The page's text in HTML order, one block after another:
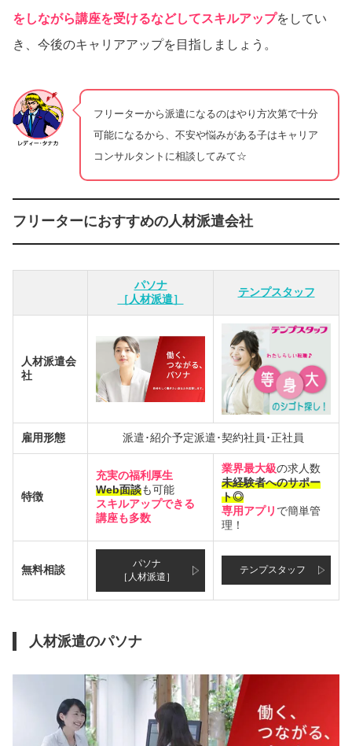
をしながら講座を受けるなどしてスキルアップをしてい
き、今後のキャリアアップを目指しましょう。
フリーターから派遣になるのはやり方次第で十分
可能になるから、不安や悩みがある子はキャリア
コンサルタントに相談してみて☆
フリーターにおすすめの人材派遣会社
パソナ
［人材派遣］
テンプスタッフ
人材派遣会
社
雇用形態 派遣･紹介予定派遣･契約社員･正社員
特徴
充実の福利厚生
Web面談も可能
スキルアップできる
講座も多数
業界最大級の求人数
未経験者へのサポー
ト◎
専用アプリ で簡単管
理！
無料相談
パソナ
［人材派遣］
テンプスタッフ
人材派遣のパソナ